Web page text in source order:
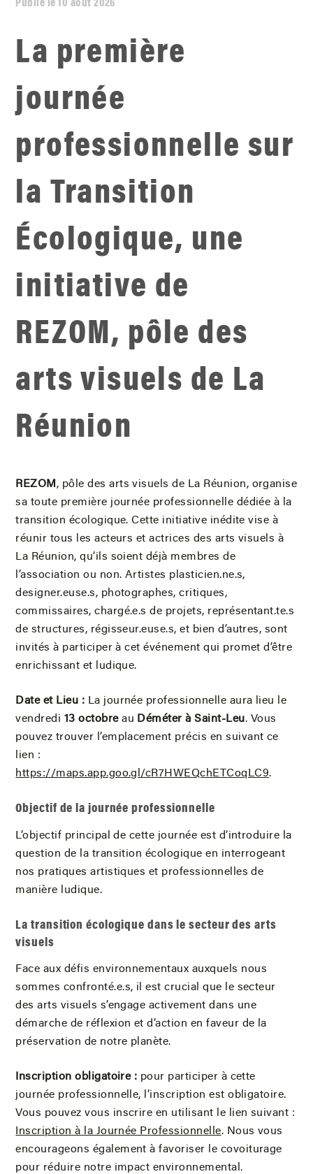
Publié le 10 août 2026
La première
journée
professionnelle sur
la Transition
Écologique, une
initiative de
REZOM, pôle des
arts visuels de La
Réunion
REZOM , pôle des arts visuels de La Réunion, organise
sa toute première journée professionnelle dédiée à la
transition écologique. Cette initiative inédite vise à
réunir tous les acteurs et actrices des arts visuels à
La Réunion, qu’ils soient déjà membres de
l’association ou non. Artistes plasticien.ne.s,
designer.euse.s, photographes, critiques,
commissaires, chargé.e.s de projets, représentant.te.s
de structures, régisseur.euse.s, et bien d’autres, sont
invités à participer à cet événement qui promet d’être
enrichissant et ludique.
Date et Lieu : La journée professionnelle aura lieu le
vendredi 13 octobreau Déméter à Saint-Leu. Vous
pouvez trouver l’emplacement précis en suivant ce
lien :
https://maps.app.goo.gl/cR7HWEQchETCoqLC9.
Objectif de la journée professionnelle
L’objectif principal de cette journée est d’introduire la
question de la transition écologique en interrogeant
nos pratiques artistiques et professionnelles de
manière ludique.
La transition écologique dans le secteur des arts
visuels
Face aux défis environnementaux auxquels nous
sommes confronté.e.s, il est crucial que le secteur
des arts visuels s’engage activement dans une
démarche de réflexion et d’action en faveur de la
préservation de notre planète.
Inscription obligatoire : pour participer à cette
journée professionnelle, l’inscription est obligatoire.
Vous pouvez vous inscrire en utilisant le lien suivant :
Inscription à la Journée Professionnelle. Nous vous
encourageons également à favoriser le covoiturage
pour réduire notre impact environnemental.